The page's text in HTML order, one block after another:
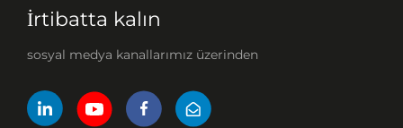
İrtibatta kalın
sosyal medya kanallarımız üzerinden